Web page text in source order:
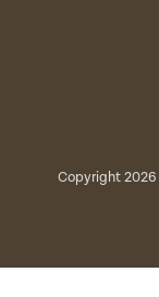
Copyright 2026